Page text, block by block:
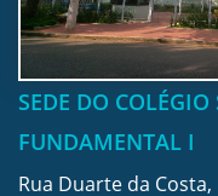
SEDE DO
FUNDAMENTAL I
Rua Duarte da Costa,